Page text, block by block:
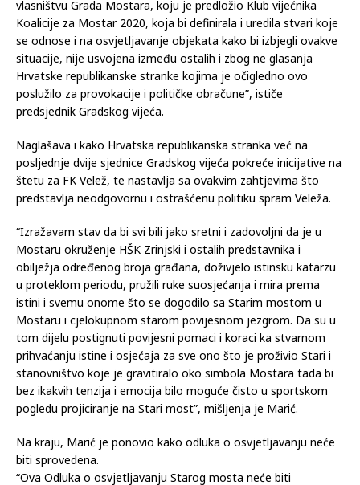
sa Zakonom. Podsjećam da na Gradskom vijeću, predloženu
Odluku o isticanju obilježja na i unutar objekata Gradske
uprave, javnim ustanovama i javnim poduzećima u većinskom
vlasništvu Grada Mostara, koju je predložio Klub vijećnika
Koalicije za Mostar 2020, koja bi definirala i uredila stvari koje
se odnose i na osvjetljavanje objekata kako bi izbjegli ovakve
situacije, nije usvojena između ostalih i zbog ne glasanja
poslužilo za provokacije i političke obračune”, ističe
predsjednik Gradskog vijeća.
Naglašava i kako Hrvatska republikanska stranka već na
štetu za FK Velež, te nastavlja sa ovakvim zahtjevima što
predstavlja neodgovornu i ostrašćenu politiku spram Veleža.
“Izražavam stav da bi svi bili jako sretni i zadovoljni da je u
Mostaru okruženje HŠK Zrinjski i ostalih predstavnika i
obilježja određenog broja građana, doživjelo istinsku katarzu
u proteklom periodu, pružili ruke suosjećanja i mira prema
istini i svemu onome što se dogodilo sa Starim mostom u
Mostaru i cjelokupnom starom povijesnom jezgrom. Da su u
tom dijelu postignuti povijesni pomaci i koraci ka stvarnom
prihvaćanju istine i osjećaja za sve ono što je proživio Stari i
bez ikakvih tenzija i emocija bilo moguće čisto u sportskom
pogledu projiciranje na Stari most”, mišljenja je Marić.